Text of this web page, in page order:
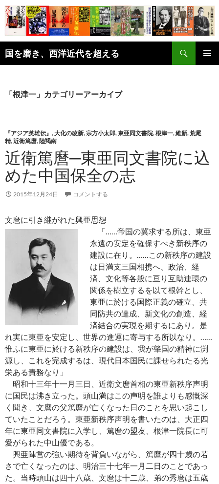
コ
ン
テ
ン
ツ
へ
国を磨き、西洋近代を超える
索
「根津一」カテゴリーアーカイブ
『アジア英雄伝』 ,大化の改新,宗方小太郎,東亜同文書院,根津一,維新,荒尾
精,近衛篤麿, 陸羯南
近衛篤麿─東亜同文書院に込
めた中国保全の志
2015年12月24日 コメントする
文麿に引き継がれた興亜思想
「……帝国の冀求する所は、東亜
永遠の安定を確保すべき新秩序の
建設に在り。……この新秩序の建設
は日満支三国相携へ、政治、経
済、文化等各般に亘り互助連環の
関係を樹立するを以て根幹とし、
東亜に於ける国際正義の確立、共
同防共の達成、新文化の創造、経
済結合の実現を期するにあり。是
れ実に東亜を安定し、世界の進運に寄与する所以なり。……
惟ふに東亜に於ける新秩序の建設は、我が肇国の精神に渕
源し、これを完成するは、現代日本国民に課せられたる光
栄ある責務なり」
昭和十三年十一月三日、近衛文麿首相の東亜新秩序声明
に国民は沸き立った。頭山満はこの声明を誰よりも感慨深
く聞き、文麿の父篤麿が亡くなった日のことを思い起こし
ていたことだろう。東亜新秩序声明を書いたのは、大正四
年に東亜同文書院に入学し、篤麿の盟友、根津一院長に可
愛がられた中山優である。
興亜陣営の強い期待を背負いながら、篤麿が四十歳の若
さで亡くなったのは、明治三十七年一月二日のことであっ
た。当時頭山は四十八歳、文麿は十二歳、弟の秀麿は五歳